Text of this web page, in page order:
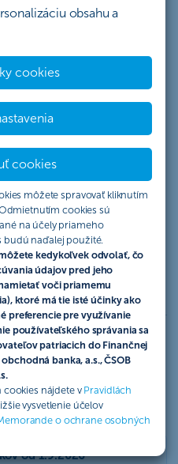
obsahu a
cookies
cookies
môžete spravovať kliknutím
cookies sú
na účely priameho
budú naďalej použité.
kedykoľvek odvolať, čo
údajov pred jeho
voči priamemu
ktoré má tie isté účinky ako
preferencie pre využívanie
používateľského správania sa
patriacich do Finančnej
banka, a.s., ČSOB
nájdete vPravidlách
vysvetlenie účelov
o ochrane osobných
od 1.9.2026